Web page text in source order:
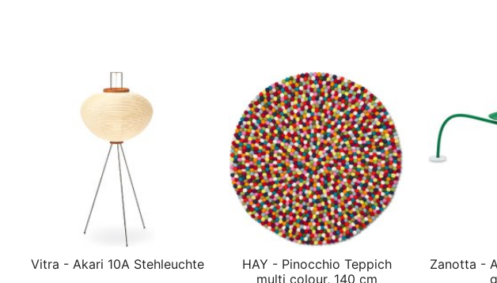
Vitra - Akari 10A Stehleuchte
HAY - Pinocchio Teppich
multi colour, 140 cm
Zanotta -